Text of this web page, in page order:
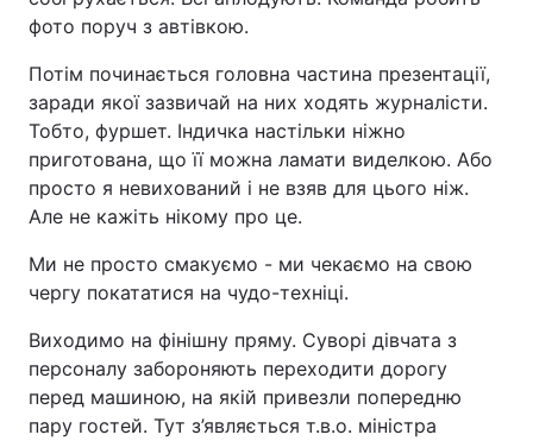
фото поруч з автівкою.
Потім починається головна частина презентації,
заради якої зазвичай на них ходять журналісти.
Тобто, фуршет. Індичка настільки ніжно
приготована, що її можна ламати виделкою. Або
просто я невихований і не взяв для цього ніж.
Але не кажіть нікому про це.
Ми не просто смакуємо - ми чекаємо на свою
чергу покататися на чудо-техніці.
Виходимо на фінішну пряму. Суворі дівчата з
персоналу забороняють переходити дорогу
перед машиною, на якій привезли попередню
пару гостей. Тут з’являється т.в.о. міністра